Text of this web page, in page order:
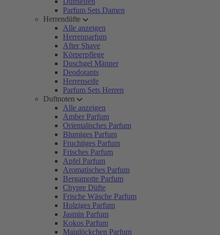
Parfum Sets Damen
Herrendüfte
Alle anzeigen
Herrenparfum
After Shave
Körperpflege
Duschgel Männer
Deodorants
Herrenseife
Parfum Sets Herren
Duftnoten
Alle anzeigen
Amber Parfum
Orientalisches Parfum
Blumiges Parfum
Fruchtiges Parfum
Frisches Parfum
Apfel Parfum
Aromatisches Parfum
Bergamotte Parfum
Chypre Düfte
Frische Wäsche Parfum
Holziges Parfum
Jasmin Parfum
Kokos Parfum
Maiglöckchen Parfum